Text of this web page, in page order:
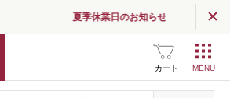
夏季休業日のお知らせ
カート